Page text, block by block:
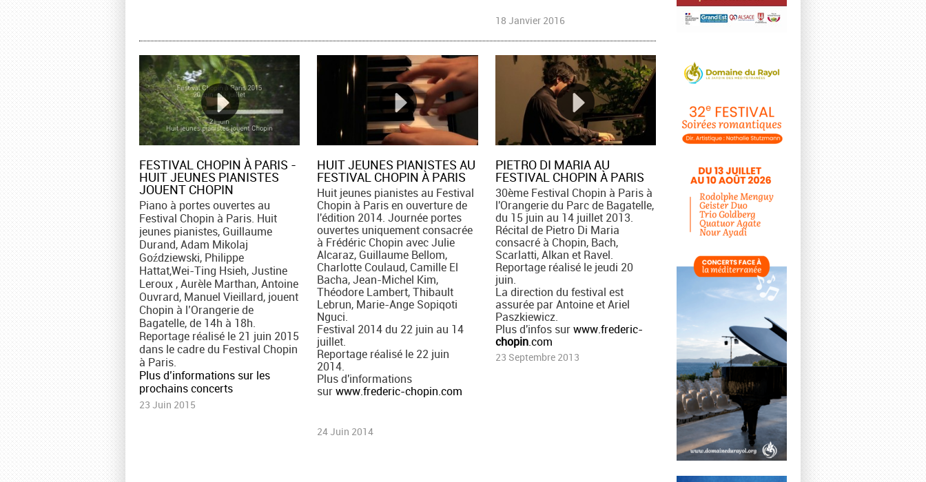
18 Janvier 2016
FESTIVAL CHOPIN À PARIS -
HUIT JEUNES PIANISTES
JOUENT CHOPIN
Piano à portes ouvertes au
Festival Chopin à Paris. Huit
jeunes pianistes, Guillaume
Durand, Adam Mikolaj
Goździewski, Philippe
Hattat,Wei-Ting Hsieh, Justine
Leroux , Aurèle Marthan, Antoine
Ouvrard, Manuel Vieillard, jouent
Chopin à l’Orangerie de
Bagatelle, de 14h à 18h.
Reportage réalisé le 21 juin 2015
dans le cadre du Festival Chopin
à Paris.
Plus d’informations sur les
prochains concerts
23 Juin 2015
HUIT JEUNES PIANISTES AU
FESTIVAL CHOPIN À PARIS
Huit jeunes pianistes au Festival
Chopin à Paris en ouverture de
l'édition 2014. Journée portes
ouvertes uniquement consacrée
à Frédéric Chopin avec Julie
Alcaraz, Guillaume Bellom,
Charlotte Coulaud, Camille El
Bacha, Jean-Michel Kim,
Théodore Lambert, Thibault
Lebrun, Marie-Ange Sopiqoti
Nguci.
Festival 2014 du 22 juin au 14
juillet.
Reportage réalisé le 22 juin
2014.
Plus d'informations
surwww.frederic-chopin.com
24 Juin 2014
PIETRO DI MARIA AU
FESTIVAL CHOPIN À PARIS
30ème Festival Chopin à Paris à
l'Orangerie du Parc de Bagatelle,
du 15 juin au 14 juillet 2013.
Récital de Pietro Di Maria
consacré à Chopin, Bach,
Scarlatti, Alkan et Ravel.
Reportage réalisé le jeudi 20
juin.
La direction du festival est
assurée par Antoine et Ariel
Paszkiewicz.
Plus d'infos surwww.frederic-
chopin.com
23 Septembre 2013